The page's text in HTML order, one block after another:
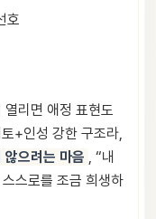
호
리면 애정 표현도
+인성 강한 구조라,
않으려는 마음 , “내
스로를 조금 희생하